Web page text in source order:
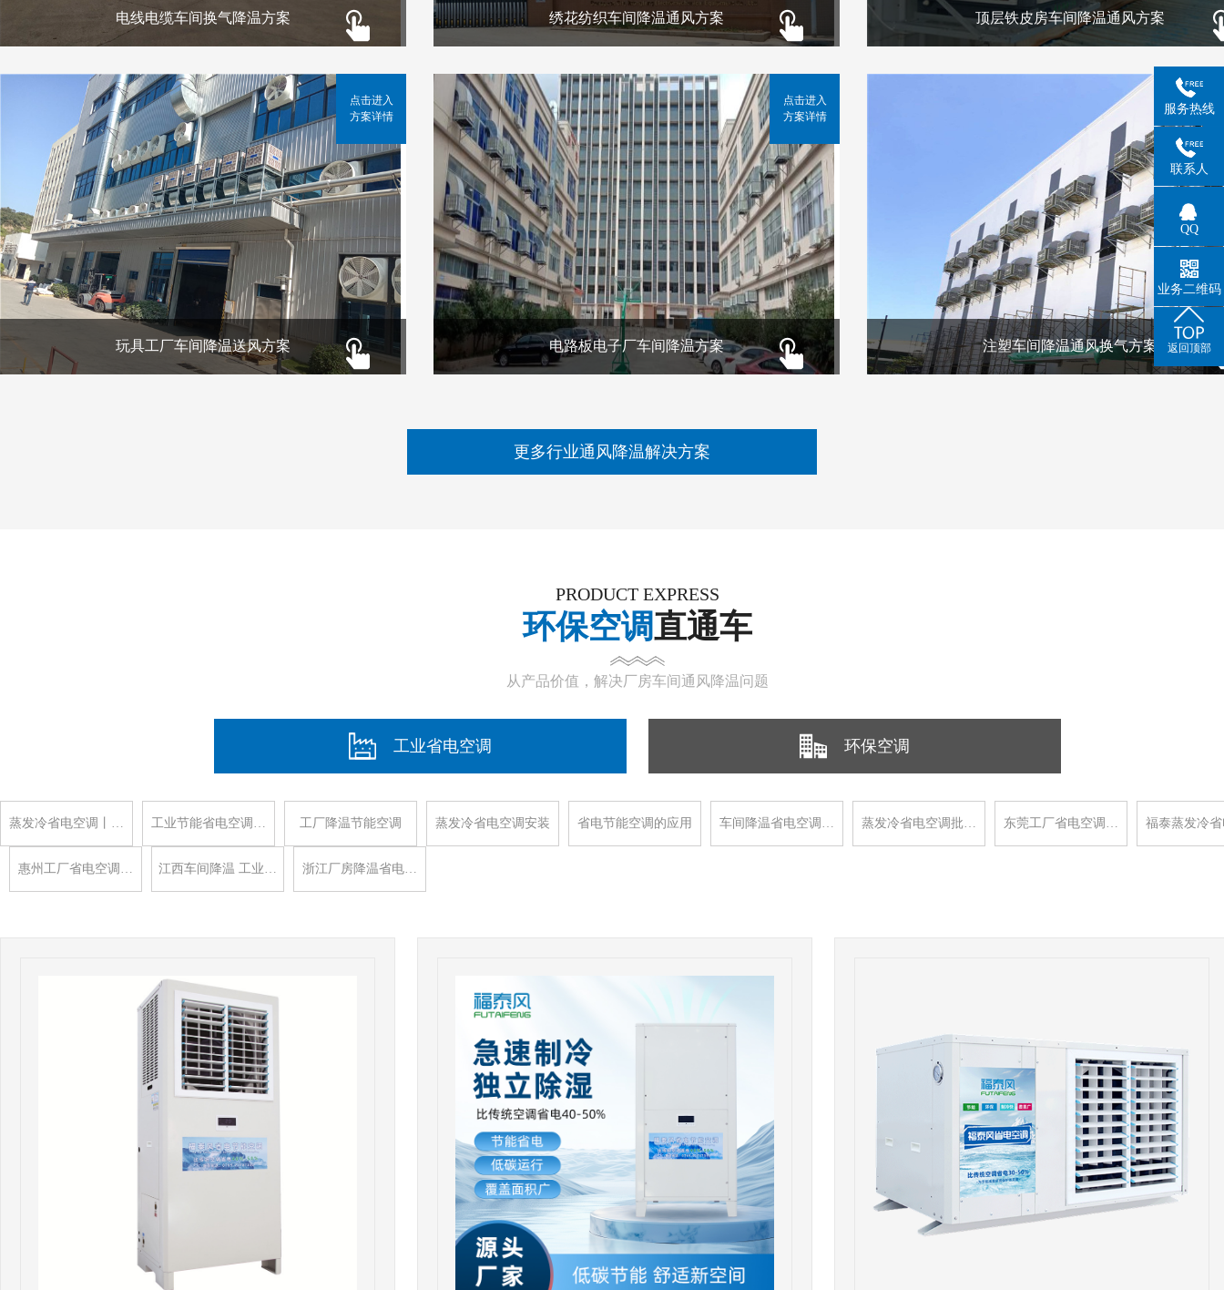
电线电缆车间换气降温方案 绣花纺织车间降温通风方案 顶层铁皮房车间降温通风方案
玩具工厂车间降温送风方案
点击进入
方案详情
电路板电子厂车间降温方案
点击进入
方案详情
注塑车间降温通风换气方案
更多行业通风降温解决方案
PRODUCT EXPRESS
环保空调直通车
从产品价值，解决厂房车间通风降温问题
工业省电空调 环保空调
蒸发冷省电空调丨… 工业节能省电空调… 工厂降温节能空调 蒸发冷省电空调安装 省电节能空调的应用 车间降温省电空调… 蒸发冷省电空调批… 东莞工厂省电空调… 福泰蒸发冷
惠州工厂省电空调… 江西车间降温 工业… 浙江厂房降温省电…
服务热线
联系人
QQ
业务二维码
返回顶部